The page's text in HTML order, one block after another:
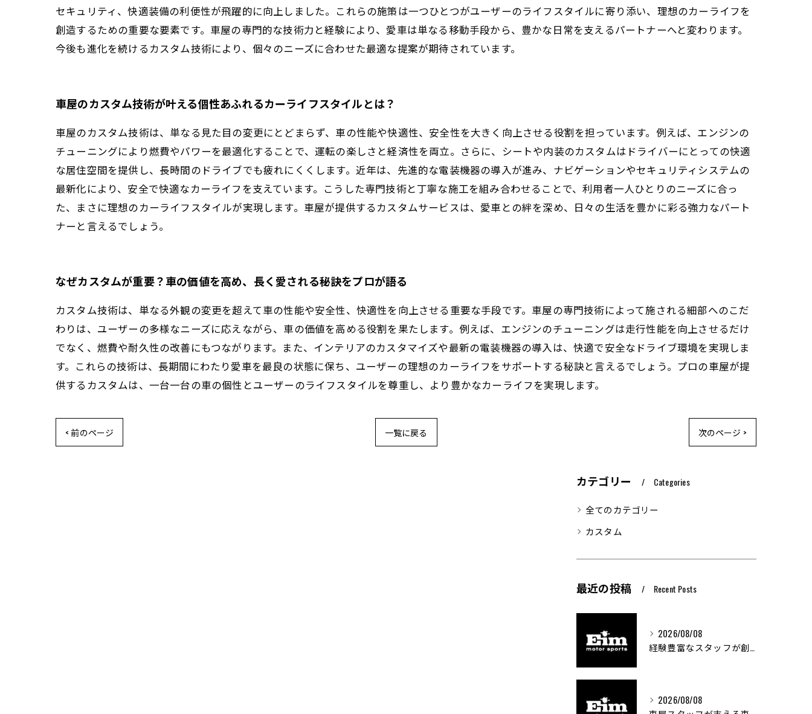
セキュリティ、快適装備の利便性が飛躍的に向上しました。これらの施策は一つひとつがユーザーのライフスタイルに寄り添い、理想のカーライフを
創造するための重要な要素です。車屋の専門的な技術力と経験により、愛車は単なる移動手段から、豊かな日常を支えるパートナーへと変わります。
今後も進化を続けるカスタム技術により、個々のニーズに合わせた最適な提案が期待されています。
車屋のカスタム技術が叶える個性あふれるカーライフスタイルとは？
車屋のカスタム技術は、単なる見た目の変更にとどまらず、車の性能や快適性、安全性を大きく向上させる役割を担っています。例えば、エンジンの
チューニングにより燃費やパワーを最適化することで、運転の楽しさと経済性を両立。さらに、シートや内装のカスタムはドライバーにとっての快適
な居住空間を提供し、長時間のドライブでも疲れにくくします。近年は、先進的な電装機器の導入が進み、ナビゲーションやセキュリティシステムの
最新化により、安全で快適なカーライフを支えています。こうした専門技術と丁寧な施工を組み合わせることで、利用者一人ひとりのニーズに合っ
た、まさに理想のカーライフスタイルが実現します。車屋が提供するカスタムサービスは、愛車との絆を深め、日々の生活を豊かに彩る強力なパート
ナーと言えるでしょう。
なぜカスタムが重要？車の価値を高め、長く愛される秘訣をプロが語る
カスタム技術は、単なる外観の変更を超えて車の性能や安全性、快適性を向上させる重要な手段です。車屋の専門技術によって施される細部へのこだ
わりは、ユーザーの多様なニーズに応えながら、車の価値を高める役割を果たします。例えば、エンジンのチューニングは走行性能を向上させるだけ
でなく、燃費や耐久性の改善にもつながります。また、インテリアのカスタマイズや最新の電装機器の導入は、快適で安全なドライブ環境を実現しま
す。これらの技術は、長期間にわたり愛車を最良の状態に保ち、ユーザーの理想のカーライフをサポートする秘訣と言えるでしょう。プロの車屋が提
供するカスタムは、一台一台の車の個性とユーザーのライフスタイルを尊重し、より豊かなカーライフを実現します。
< 前のページ 一覧に戻る 次のページ >
カテゴリー Categories
全てのカテゴリー
カスタム
最近の投稿 Recent Posts
2026/08/08
経験豊富なスタッフが創る車屋の魅力と技術
2026/08/08